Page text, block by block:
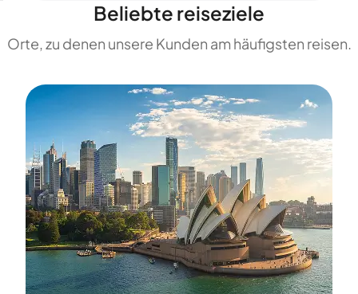
Beliebte reiseziele
Orte, zu denen unsere Kunden am häufigsten reisen.